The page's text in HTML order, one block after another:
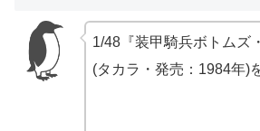
1/48『装甲騎兵ボトムズ
(タカラ・発売：1984年)